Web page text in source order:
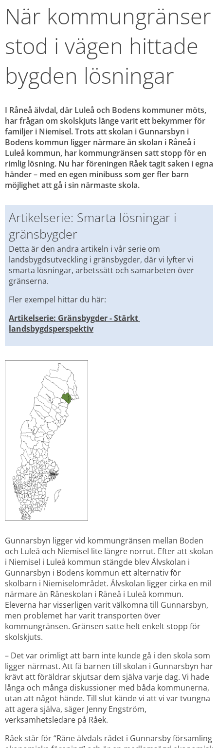
När kommungränser
stod i vägen hittade
bygden lösningar
I Råneå älvdal, där Luleå och Bodens kommuner möts,
har frågan om skolskjuts länge varit ett bekymmer för
familjer i Niemisel. Trots att skolan i Gunnarsbyn i
Bodens kommun ligger närmare än skolan i Råneå i
Luleå kommun, har kommungränsen satt stopp för en
rimlig lösning. Nu har föreningen Råek tagit saken i egna
händer – med en egen minibuss som ger fler barn
möjlighet att gå i sin närmaste skola.
Artikelserie: Smarta lösningar i
gränsbygder
Detta är den andra artikeln i vår serie om
landsbygdsutveckling i gränsbygder, där vi lyfter vi
smarta lösningar, arbetssätt och samarbeten över
gränserna.
Fler exempel hittar du här:
Artikelserie: Gränsbygder - Stärkt
landsbygdsperspektiv
Gunnarsbyn ligger vid kommungränsen mellan Boden
och Luleå och Niemisel lite längre norrut. Efter att skolan
i Niemisel i Luleå kommun stängde blev Älvskolan i
Gunnarsbyn i Bodens kommun ett alternativ för
skolbarn i Niemiselområdet. Älvskolan ligger cirka en mil
närmare än Råneskolan i Råneå i Luleå kommun.
Eleverna har visserligen varit välkomna till Gunnarsbyn,
men problemet har varit transporten över
kommungränsen. Gränsen satte helt enkelt stopp för
skolskjuts.
– Det var orimligt att barn inte kunde gå i den skola som
ligger närmast. Att få barnen till skolan i Gunnarsbyn har
krävt att föräldrar skjutsar dem själva varje dag. Vi hade
långa och många diskussioner med båda kommunerna,
utan att något hände. Till slut kände vi att vi var tvungna
att agera själva, säger Jenny Engström,
verksamhetsledare på Råek.
Råek står för “Råne älvdals rådet i Gunnarsby församling